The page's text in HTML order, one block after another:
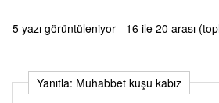
5 yazı görüntüleniyor - 16 ile 20 arası
Yanıtla: Muhabbet kuşu kabız